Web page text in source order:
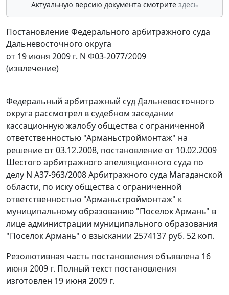
Актуальную версию документа смотрите здесь
Постановление Федерального арбитражного суда
Дальневосточного округа
от 19 июня 2009 г. N Ф03-2077/2009
(извлечение)
Федеральный арбитражный суд Дальневосточного
округа рассмотрел в судебном заседании
кассационную жалобу общества с ограниченной
ответственностью "Арманьстроймонтаж" на
решение от 03.12.2008, постановление от 10.02.2009
Шестого арбитражного апелляционного суда по
делу N A37-963/2008 Арбитражного суда Магаданской
области, по иску общества с ограниченной
ответственностью "Арманьстроймонтаж" к
муниципальному образованию "Поселок Армань" в
лице администрации муниципального образования
"Поселок Армань" о взыскании 2574137 руб. 52 коп.
Резолютивная часть постановления объявлена 16
июня 2009 г. Полный текст постановления
изготовлен 19 июня 2009 г.